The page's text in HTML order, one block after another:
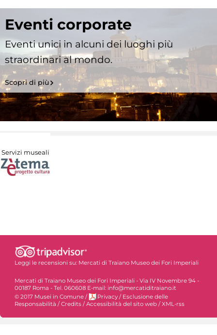
Eventi corporate
Eventi unici in alcuni dei luoghi più
straordinari al mondo.
Scopri di più
Servizi museali
Leggi le recensioni su: Mercati di Traiano Museo dei Fori Imperiali
Mercati di Traiano Museo dei Fori Imperiali - Via IV Novembre 94 -
00187 Roma - Tel. 060608 E-mail: info@mercatiditraiano.it
© 2017 Musei in Comune / Privacy / Esclusione delle
Responsabilità / Credits / Accessibilità del sito web / XML-rss